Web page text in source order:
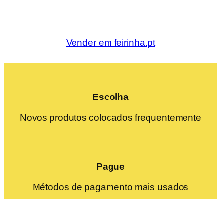
Vender em feirinha.pt
Escolha
Novos produtos colocados frequentemente
Pague
Métodos de pagamento mais usados